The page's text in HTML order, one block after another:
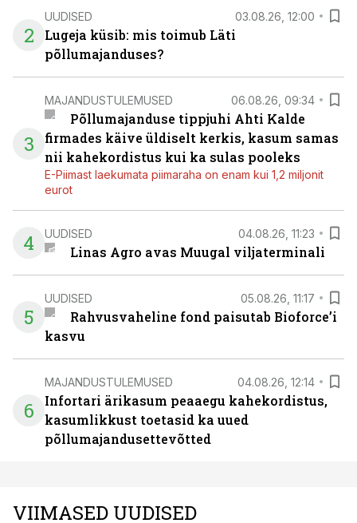
2
UUDISED 03.08.26, 12:00
Lugeja küsib: mis toimub Läti
põllumajanduses?
3
MAJANDUSTULEMUSED 06.08.26, 09:34
Põllumajanduse tippjuhi Ahti Kalde
firmades käive üldiselt kerkis, kasum samas
nii kahekordistus kui ka sulas pooleks
E-Piimast laekumata piimaraha on enam kui 1,2 miljonit
eurot
4 UUDISED 04.08.26, 11:23
Linas Agro avas Muugal viljaterminali
5
UUDISED 05.08.26, 11:17
Rahvusvaheline fond paisutab Bioforce’i
kasvu
6
MAJANDUSTULEMUSED 04.08.26, 12:14
Infortari ärikasum peaaegu kahekordistus,
kasumlikkust toetasid ka uued
põllumajandusettevõtted
VIIMASED UUDISED